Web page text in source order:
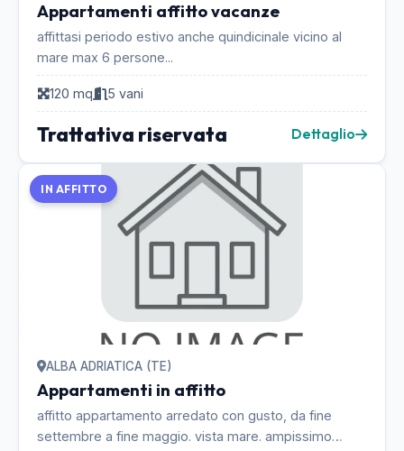
Appartamenti affitto vacanze
affittasi periodo estivo anche quindicinale vicino al
mare max 6 persone...
120 mq 5 vani
Trattativa riservata Dettaglio
IN AFFITTO
ALBA ADRIATICA (TE)
Appartamenti in affitto
affitto appartamento arredato con gusto, da fine
settembre a fine maggio. vista mare. ampissimo